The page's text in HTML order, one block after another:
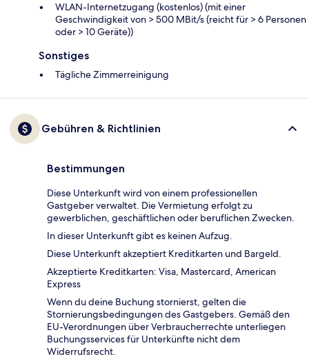
WLAN-Internetzugang (kostenlos) (mit einer
Geschwindigkeit von > 500 MBit/s (reicht für > 6 Personen
oder > 10 Geräte))
Sonstiges
Tägliche Zimmerreinigung
Gebühren & Richtlinien
Bestimmungen
Diese Unterkunft wird von einem professionellen
Gastgeber verwaltet. Die Vermietung erfolgt zu
gewerblichen, geschäftlichen oder beruflichen Zwecken.
In dieser Unterkunft gibt es keinen Aufzug.
Diese Unterkunft akzeptiert Kreditkarten und Bargeld.
Akzeptierte Kreditkarten: Visa, Mastercard, American
Express
Wenn du deine Buchung stornierst, gelten die
Stornierungsbedingungen des Gastgebers. Gemäß den
EU-Verordnungen über Verbraucherrechte unterliegen
Buchungsservices für Unterkünfte nicht dem
Widerrufsrecht.